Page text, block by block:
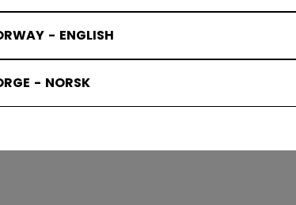
- ENGLISH
- NORSK